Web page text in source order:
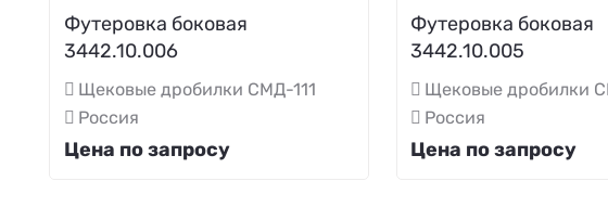
Футеровка боковая
3442.10.006
Щековые дробилки СМД-111
Россия
Цена по запросу
Футеровка боковая
3442.10.005
Щековые дробилки
Россия
Цена по запросу